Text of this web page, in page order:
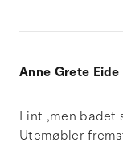
Anne Grete
Fint ,men badet
Utemøbler